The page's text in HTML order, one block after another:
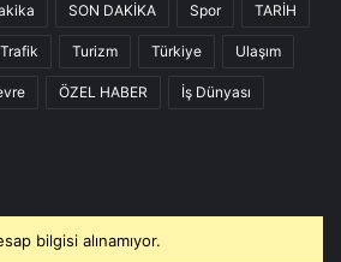
SON DAKİKA Spor TARİH
Trafik Turizm Türkiye Ulaşım
ÖZEL HABER İş Dünyası
bilgisi alınamıyor.